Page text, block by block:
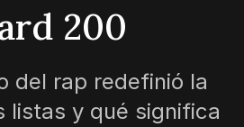
200
del rap redefinió la
listas y qué significa